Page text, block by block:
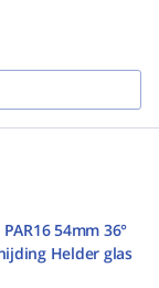
54mm 36°
Helder glas